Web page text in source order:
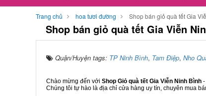
Trang chủ hoa tươi đường Shop bán giỏ quà tết Gia
Shop bán giỏ quà tết Gia Viễn
Quận/Huyện tags: TP Ninh Bình, Tam Điệp, Nho
Chào mừng đến với Shop Giỏ quà tết Gia Viễn Ninh Bình
Chúng tôi tự hào là địa chỉ cửa hàng uy tín, chuyên mua